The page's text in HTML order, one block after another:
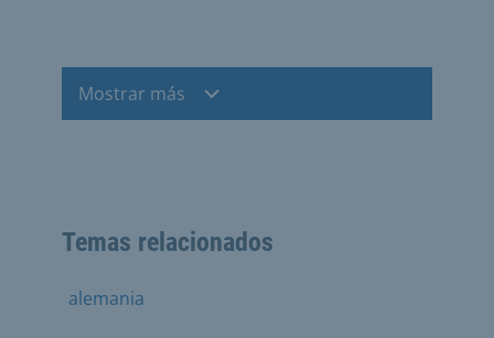
Mostrar más
Temas relacionados
alemania